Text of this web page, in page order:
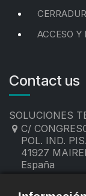
ACCESO Y
Contact us
SOLUCIONES
C/
POL. IND.
41927
España